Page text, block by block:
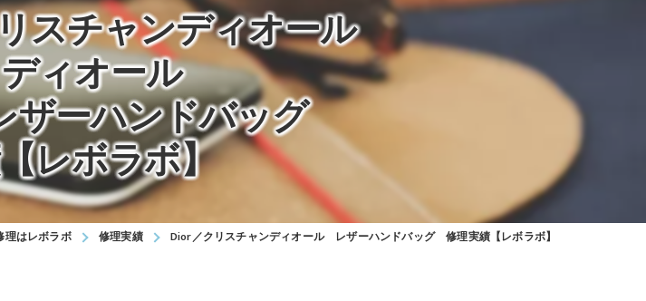
スチャンディオール
ィオール
ーハンドバッグ
レボラボ】
理はレボラボ 修理実績 Dior／クリスチャンディオール レザーハンドバッグ 修理実績【レボラボ】